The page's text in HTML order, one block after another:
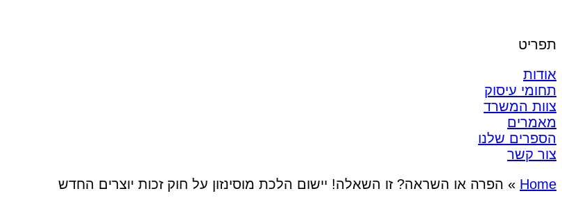
תפריט
אודות
תחומי עיסוק
צוות המשרד
מאמרים
הספרים שלנו
צור קשר
Home
» הפרה או השראה? זו השאלה! יישום הלכת מוסינזון על חוק זכות יוצרים החדש